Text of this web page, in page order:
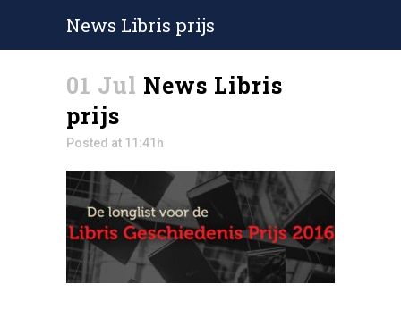
News Libris prijs
01 Jul News Libris
prijs
Posted at 11:41h